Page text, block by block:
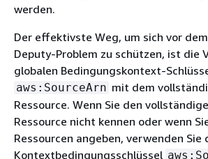
werden.
Der effektivste Weg, um sich vor
Deputy-Problem zu schützen, ist die
globalen Bedingungskontext-
aws:SourceArn mit dem
Ressource. Wenn Sie den
Ressource nicht kennen oder wenn
Ressourcen angeben, verwenden Sie
Kontextbedingungsschlüssel